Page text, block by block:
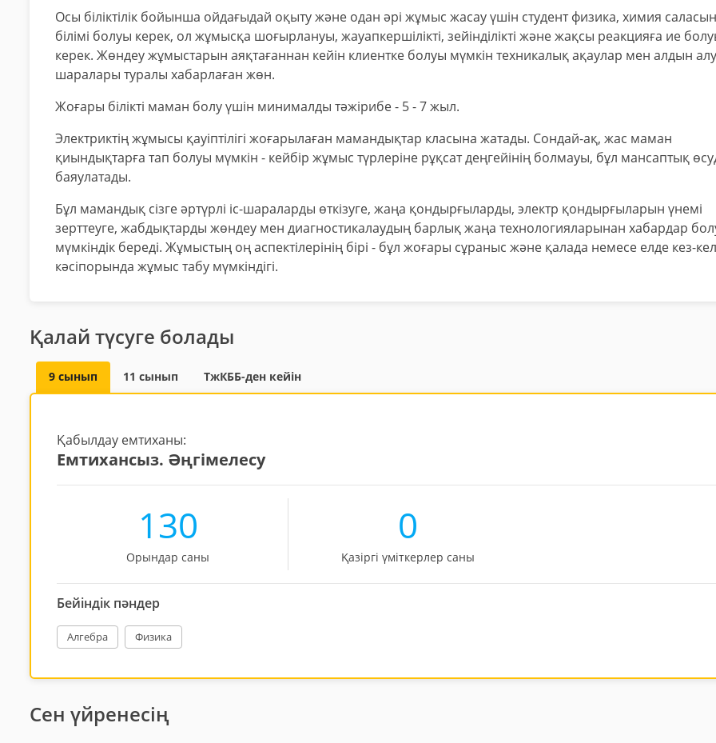
Осы біліктілік бойынша ойдағыдай оқыту және одан әрі жұмыс жасау үшін студент физика, химия
білімі болуы керек, ол жұмысқа шоғырлануы, жауапкершілікті, зейінділікті және жақсы реакцияға ие
керек. Жөндеу жұмыстарын аяқтағаннан кейін клиентке болуы мүмкін техникалық ақаулар мен алдын алу
шаралары туралы хабарлаған жөн.
Жоғары білікті маман болу үшін минималды тәжірибе - 5 - 7 жыл.
Электриктің жұмысы қауіптілігі жоғарылаған мамандықтар класына жатады. Сондай-ақ, жас маман
қиындықтарға тап болуы мүмкін - кейбір жұмыс түрлеріне рұқсат деңгейінің болмауы, бұл мансаптық
баяулатады.
Бұл мамандық сізге әртүрлі іс-шараларды өткізуге, жаңа қондырғыларды, электр қондырғыларын үнемі
зерттеуге, жабдықтарды жөндеу мен диагностикалаудың барлық жаңа технологияларынан хабардар
мүмкіндік береді. Жұмыстың оң аспектілерінің бірі - бұл жоғары сұраныс және қалада немесе елде кез-
кәсіпорында жұмыс табу мүмкіндігі.
Қалай түсуге болады
9 сынып 11 сынып ТжКББ-ден кейін
Қабылдау емтиханы:
Емтихансыз. Әңгімелесу
130
Орындар саны
0
Қазіргі үміткерлер саны
Бейіндік пәндер
Алгебра Физика
Сен үйренесің